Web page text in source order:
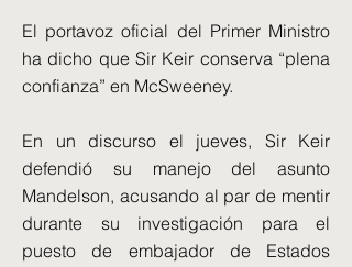
El portavoz oficial del Primer Ministro
ha dicho que Sir Keir conserva “plena
confianza” en McSweeney.
En un discurso el jueves, Sir Keir
defendió su manejo del asunto
Mandelson, acusando al par de mentir
durante su investigación para el
puesto de embajador de Estados